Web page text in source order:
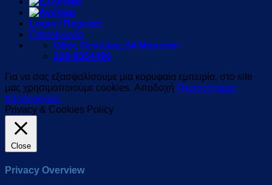
Login / Register
Επικοινωνία
Οδός Πεντέλης 54 Μαρούσι
210-8054496
Για να σας εξασφαλίσουμε μια κορυφαία εμπειρία, στο site
μας χρησιμοποιούμε cookies. Αποδοχή Περισσότερες
πληροφορίες
Privacy & Cookies Policy
Close
Privacy Overview